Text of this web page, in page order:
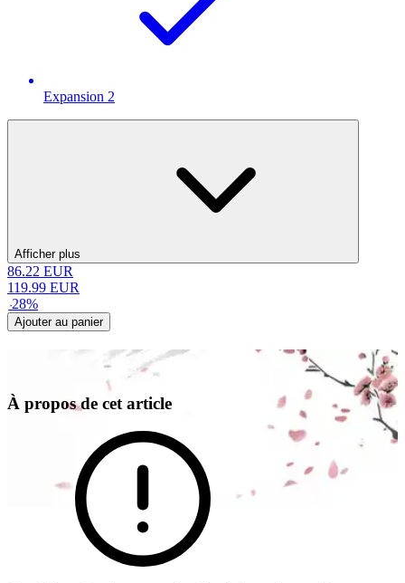
Expansion 2
Afficher plus
86.22 EUR
119.99 EUR
-28%
Ajouter au panier
À propos de cet article